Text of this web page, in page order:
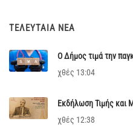
ΤΕΛΕΥΤΑΊΑ ΝΈΑ
Ο Δήμος τιμά την
χθές 13:04
Εκδήλωση Τιμής και
χθές 12:38